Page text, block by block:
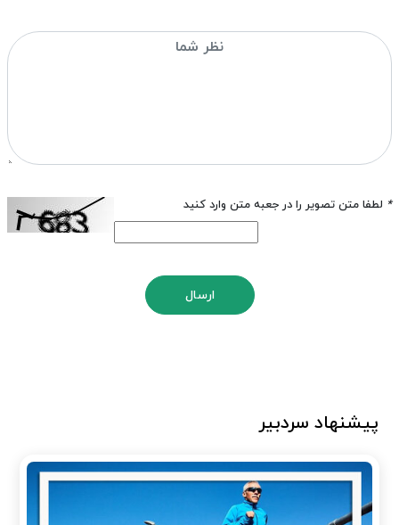
* لطفا متن تصویر را در جعبه متن وارد کنید
ارسال
پیشنهاد سردبیر